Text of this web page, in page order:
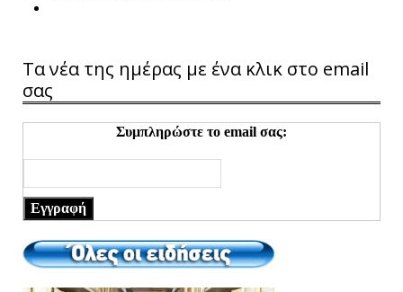
Τα νέα της ημέρας με ένα κλικ στο email
σας
Συμπληρώστε το email σας:
Εγγραφή